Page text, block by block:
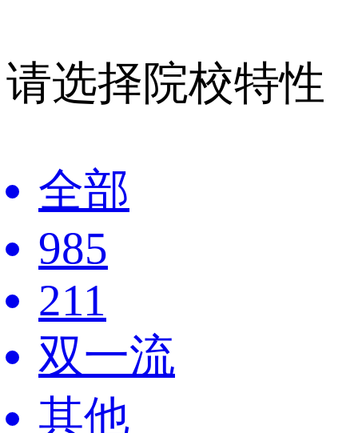
请选择院校特性
全部
985
211
双一流
其他